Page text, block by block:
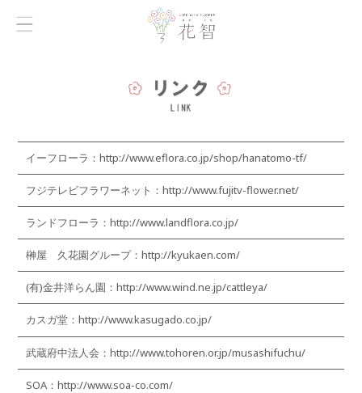
イーフローラ：http://www.eflora.co.jp/shop/hanatomo-tf/
フジテレビフラワーネット：http://www.fujitv-flower.net/
ランドフローラ：http://www.landflora.co.jp/
榊屋 久花園グループ：http://kyukaen.com/
(有)金井洋らん園：http://www.wind.ne.jp/cattleya/
カスガ堂：http://www.kasugado.co.jp/
武蔵府中法人会：http://www.tohoren.or.jp/musashifuchu/
SOA：http://www.soa-co.com/